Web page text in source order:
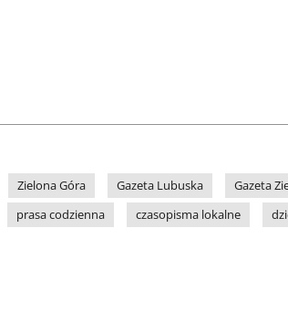
Zielona Góra Gazeta Lubuska Gazeta
prasa codzienna czasopisma lokalne